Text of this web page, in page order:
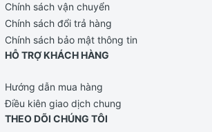
Chính sách vận chuyển
Chính sách đổi trả hàng
Chính sách bảo mật thông tin
HỖ TRỢ KHÁCH HÀNG
Hướng dẫn mua hàng
Điều kiên giao dịch chung
THEO DÕI CHÚNG TÔI